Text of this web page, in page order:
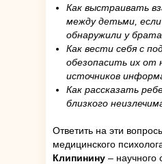
Как выстраивать
между детьми, если
обнаружили у
Как вести себя с
обезопасить их от
источников
Как рассказать
близкого
Ответить на эти
медицинского
Клипинину – научного